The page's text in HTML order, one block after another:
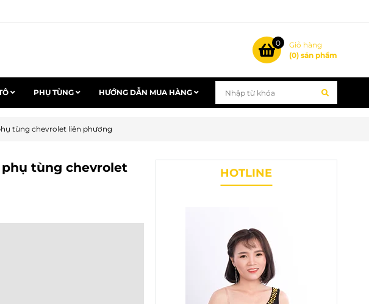
0
Giỏ hàng
(0) sản phẩm
PHỤ TÙNG HƯỚNG DẪN MUA HÀNG
tùng chevrolet liên phương
tùng chevrolet
HOTLINE